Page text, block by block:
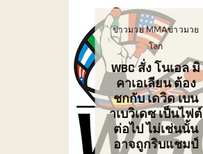
ข่าวมวย MMAข่าวมวย
โลก
WBC สั่ง โนเอล มิ
คาเอเลียน ต้อง
ชกกับ เดวิด เบน
าเบวิเดซ เป็นไฟต์
ต่อไป ไม่เช่นนั้น
อาจถูกริบแชมป์